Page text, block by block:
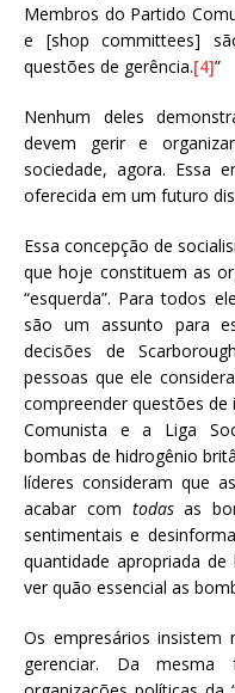
Membros do Partido
e [shop committees]
questões de gerência.[4]”
Nenhum deles
devem gerir e
sociedade, agora. Essa
oferecida em um futuro
Essa concepção de
que hoje constituem as
“esquerda”. Para todos
são um assunto para
decisões de
pessoas que ele
compreender questões
Comunista e a Liga
bombas de hidrogênio
líderes consideram que
acabar com todasas
sentimentais e
quantidade apropriada
ver quão essencial as
Os empresários insistem
gerenciar. Da